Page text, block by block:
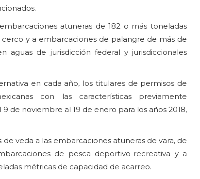
atuneras de 182 o más toneladas
y a embarcaciones de palangre de más de
de jurisdicción federal y jurisdiccionales
en cada año, los titulares de permisos de
con las características previamente
de noviembre al 19 de enero para los años 2018,
veda a las embarcaciones atuneras de vara, de
de pesca deportivo-recreativa y a
métricas de capacidad de acarreo.